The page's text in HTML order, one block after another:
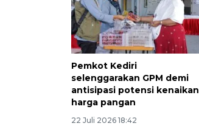
Pemkot Kediri
selenggarakan GPM demi
antisipasi potensi kenaikan
harga pangan
22 Juli 2026 18:42